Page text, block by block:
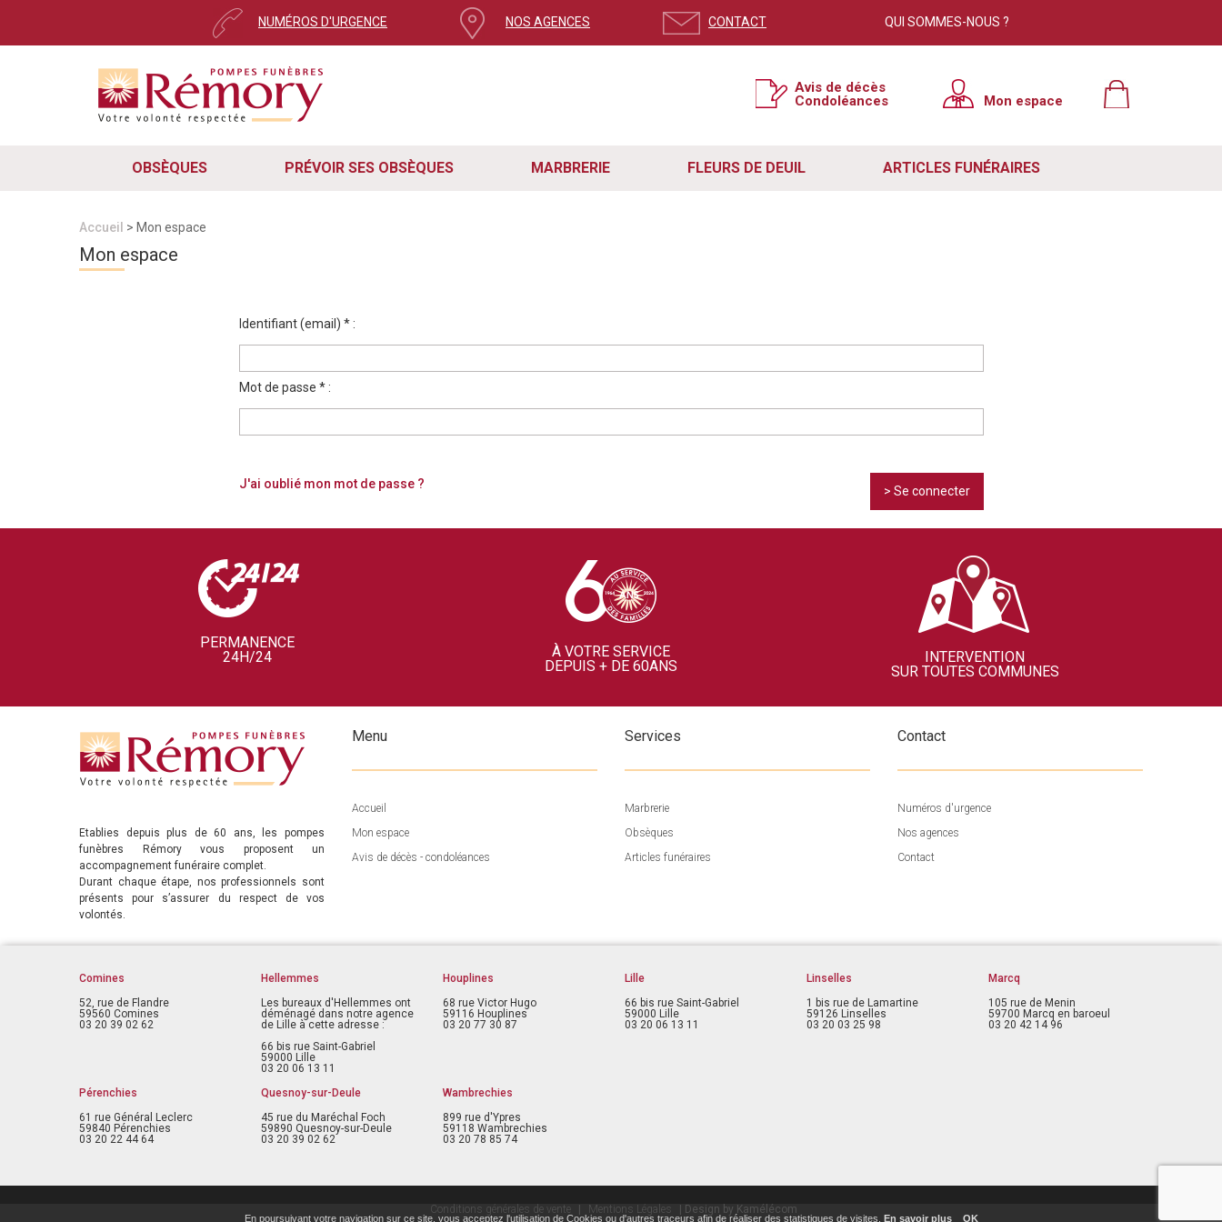
NUMÉROS D'URGENCE NOS AGENCES CONTACT QUI SOMMES-NOUS ?
Avis de décès
Condoléances
Mon espace
OBSÈQUES PRÉVOIR SES OBSÈQUES MARBRERIE FLEURS DE DEUIL ARTICLES FUNÉRAIRES
Accueil > Mon espace
Mon espace
Identifiant (email) * :
Mot de passe * :
J'ai oublié mon mot de passe ? > Se connecter
PERMANENCE
24H/24
À VOTRE SERVICE
DEPUIS + DE 60ANS
INTERVENTION
SUR TOUTES COMMUNES
Etablies depuis plus de 60 ans, les pompes
funèbres Rémory vous proposent un
accompagnement funéraire complet.
Durant chaque étape, nos professionnels sont
présents pour s’assurer du respect de vos
volontés.
Menu
Accueil
Mon espace
Avis de décès - condoléances
Services
Marbrerie
Obsèques
Articles funéraires
Contact
Numéros d'urgence
Nos agences
Contact
Comines
52, rue de Flandre
59560 Comines
03 20 39 02 62
Hellemmes
Les bureaux d'Hellemmes ont
déménagé dans notre agence
de Lille à cette adresse :
66 bis rue Saint-Gabriel
59000 Lille
03 20 06 13 11
Houplines
68 rue Victor Hugo
59116 Houplines
03 20 77 30 87
Lille
66 bis rue Saint-Gabriel
59000 Lille
03 20 06 13 11
Linselles
1 bis rue de Lamartine
59126 Linselles
03 20 03 25 98
Marcq
105 rue de Menin
59700 Marcq en baroeul
03 20 42 14 96
Pérenchies
61 rue Général Leclerc
59840 Pérenchies
03 20 22 44 64
Quesnoy-sur-Deule
45 rue du Maréchal Foch
59890 Quesnoy-sur-Deule
03 20 39 02 62
Wambrechies
899 rue d'Ypres
59118 Wambrechies
03 20 78 85 74
Conditions générales de vente Mentions Légales | Design by Kamélécom
En poursuivant votre navigation sur ce site, vous acceptez l'utilisation de Cookies ou d'autres traceurs afin de réaliser des statistiques de visites. En savoir plus OK